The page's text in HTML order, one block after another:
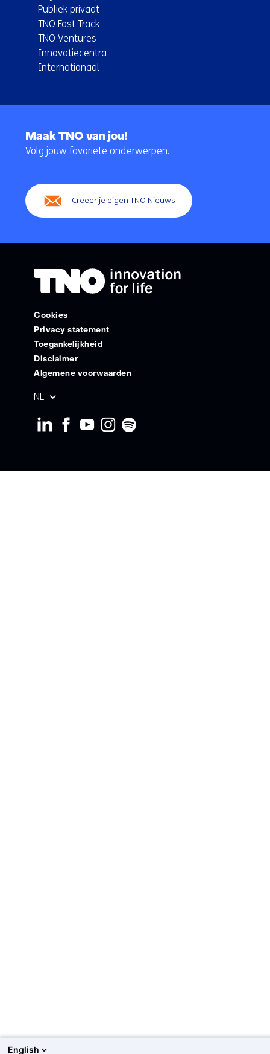
Publiek privaat
TNO Fast Track
TNO Ventures
Innovatiecentra
Internationaal
navigatie
Maak TNO van jou!
Volg jouw favoriete onderwerpen.
Creëer je eigen TNO Nieuws
Cookies
Privacy statement
Toegankelijkheid
Disclaimer
Algemene voorwaarden
NL
English